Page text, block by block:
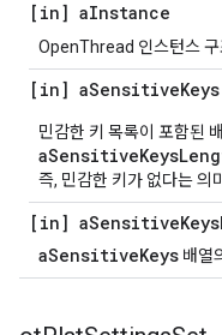
[in] aInstance
OpenThread 인스턴스
[in] aSensitiveKeys
민감한 키 목록이 포함된
즉, 민감한 키가 없다는 의
[in] aSensitiveKeys
aSensitiveKeys 배열